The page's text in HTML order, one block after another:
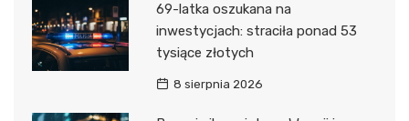
69-latka oszukana na
inwestycjach: straciła ponad 53
tysiące złotych
8 sierpnia 2026